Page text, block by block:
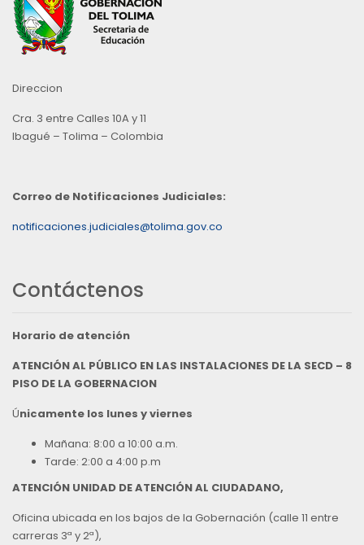
Direccion
Cra. 3 entre Calles 10A y 11
Ibagué – Tolima – Colombia
Correo de Notificaciones Judiciales:
notificaciones.judiciales@tolima.gov.co
Contáctenos
Horario de atención
ATENCIÓN AL PÚBLICO EN LAS INSTALACIONES DE LA SECD – 8
PISO DE LA GOBERNACION
Únicamente los lunes y viernes
Mañana: 8:00 a 10:00 a.m.
Tarde: 2:00 a 4:00 p.m
ATENCIÓN UNIDAD DE ATENCIÓN AL CIUDADANO,
Oficina ubicada en los bajos de la Gobernación (calle 11 entre
carreras 3ª y 2ª),